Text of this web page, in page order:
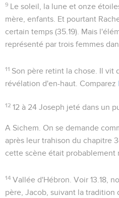
9 Le soleil, la lune et onze
mère, enfants. Et pourtant
certain temps (35.19). Mais
représenté par trois femmes
11 Son père retint la chose . Il vit
révélation d'en-haut. Comparez
12 12 à 24 Joseph jeté dans un
A Sichem . On se demande
après leur trahison du chapitre
cette scène était probablement
14 Vallée d'Hébron . Voir13.18 ,
père, Jacob, suivant la tradition